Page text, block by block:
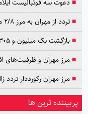
■دعوت سه فوتبالیست
■تردد از مهران به مرز ۲/۸ میلیون زائر رسید
■بازگشت یک میلیون و ۳۰۵ هزار زائر به کشور
■مرز مهران و ظرفیت‌های
■مرز مهران رکورددار تردد
پربیننده ترین ها